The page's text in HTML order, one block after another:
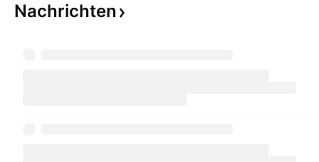
Nachrichten